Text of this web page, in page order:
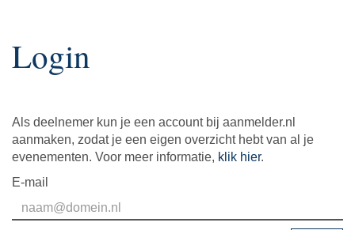
Login
Als deelnemer kun je een account bij aanmelder.nl
aanmaken, zodat je een eigen overzicht hebt van al je
evenementen. Voor meer informatie, klik hier.
E-mail